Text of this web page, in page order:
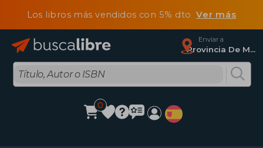
Los libros más vendidos con 5% dtoVer más
Enviar a
Provincia De Madrid
0